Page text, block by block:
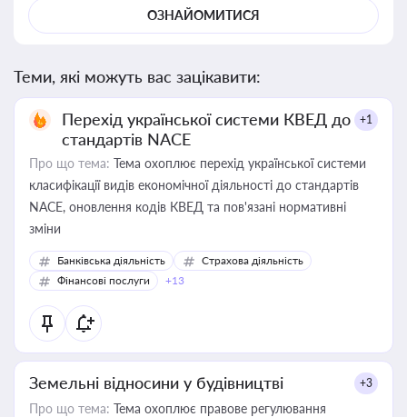
ОЗНАЙОМИТИСЯ
Теми, які можуть вас зацікавити:
Перехід української системи КВЕД до
стандартів NACE
+1
Про що тема: Тема охоплює перехід української системи
класифікації видів економічної діяльності до стандартів
NACE, оновлення кодів КВЕД та пов'язані нормативні
зміни
Банківська діяльність
Страхова діяльність
Фінансові послуги
+13
Земельні відносини у будівництві +3
Про що тема: Тема охоплює правове регулювання